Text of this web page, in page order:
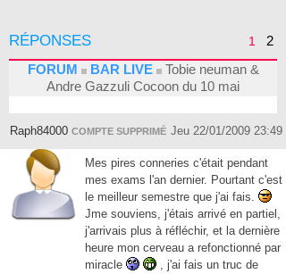
RÉPONSES 1
2
FORUM
BAR LIVE Tobie neuman &
Andre Gazzuli Cocoon du 10 mai
Raph84000 COMPTE SUPPRIMÉ Jeu 22/01/2009 23:49
Mes pires conneries c'était pendant
mes exams l'an dernier. Pourtant c'est
le meilleur semestre que j'ai fais.
Jme souviens, j'étais arrivé en partiel,
j'arrivais plus à réfléchir, et la dernière
heure mon cerveau a refonctionné par
miracle
, j'ai fais un truc de